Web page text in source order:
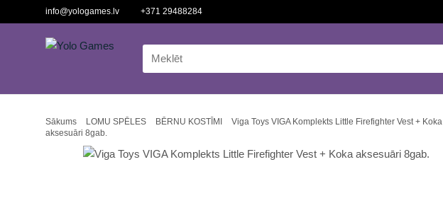
info@yologames.lv +371 29488284
Sākums LOMU SPĒLES BĒRNU KOSTĪMI
Viga Toys VIGA Komplekts Little Firefighter Vest + Koka
aksesuāri 8gab.